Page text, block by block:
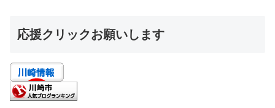
応援クリックお願いします